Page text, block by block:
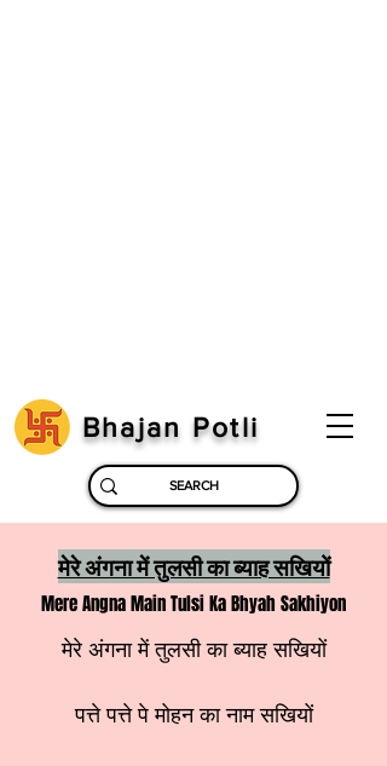
Bhajan Potli
मेरे अंगना में तुलसी का ब्याह सखियों
Mere Angna Main Tulsi Ka Bhyah Sakhiyon
मेरे अंगना में तुलसी का ब्याह सखियों
पत्ते पत्ते पे मोहन का नाम सखियों